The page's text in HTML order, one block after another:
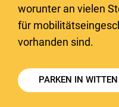
worunter an vielen
für
vorhanden sind.
PARKEN IN WITTEN